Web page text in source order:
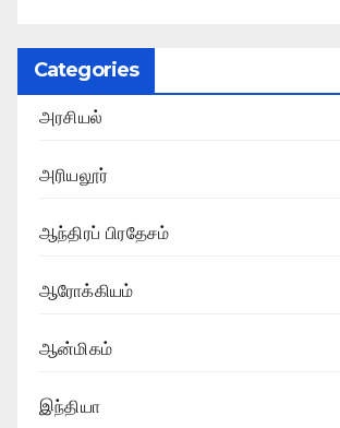
Categories
அரசியல்
அரியலூர்
ஆந்திரப் பிரதேசம்
ஆரோக்கியம்
ஆன்மிகம்
இந்தியா